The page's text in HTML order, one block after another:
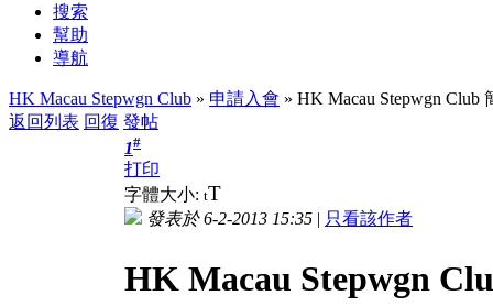
搜索
幫助
導航
HK Macau Stepwgn Club » 申請入會 » HK Macau Stepwgn Club
返回列表 回復 發帖
1#
打印
字體大小: tT
發表於 6-2-2013 15:35 | 只看該作者
HK Macau Stepwgn